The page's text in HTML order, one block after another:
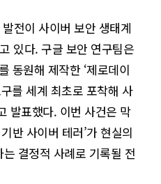
전이 사이버 보안 생태계
있다. 구글 보안 연구팀은
동원해 제작한 ‘제로데이
를 세계 최초로 포착해 사
발표했다. 이번 사건은 막
반 사이버 테러’가 현실의
결정적 사례로 기록될 전